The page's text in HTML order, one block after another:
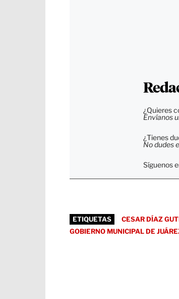
¿Quieres
Envíanos
¿Tienes
No dudes
Síguenos
ETIQUETAS CESAR DÍAZ
GOBIERNO MUNICIPAL DE